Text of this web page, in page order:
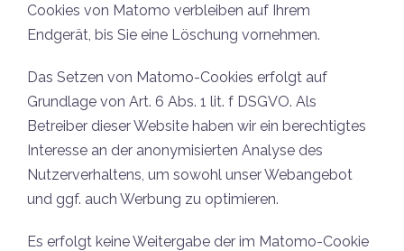
Cookies von Matomo verbleiben auf Ihrem
Endgerät, bis Sie eine Löschung vornehmen.
Das Setzen von Matomo-Cookies erfolgt auf
Grundlage von Art. 6 Abs. 1 lit. f DSGVO. Als
Betreiber dieser Website haben wir ein berechtigtes
Interesse an der anonymisierten Analyse des
Nutzerverhaltens, um sowohl unser Webangebot
und ggf. auch Werbung zu optimieren.
Es erfolgt keine Weitergabe der im Matomo-Cookie